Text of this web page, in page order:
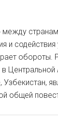
между
и
обороты.
Узбекистан,
общей